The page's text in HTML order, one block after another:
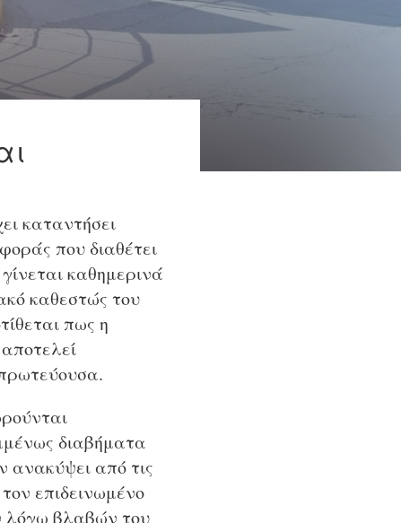
καταντήσει
που διαθέτει
καθημερινά
καθεστώς του
πως η
διαβήματα
ανακύψει από τις
επιδεινωμένο
λόγω βλαβών του